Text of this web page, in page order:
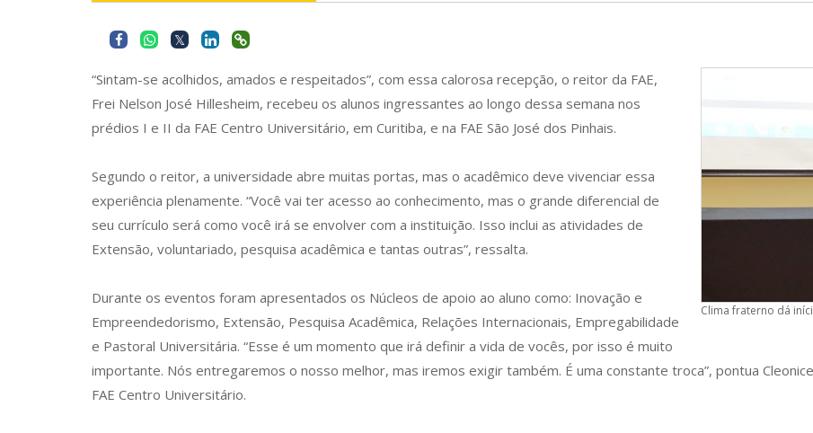
Clima fraterno dá
“Sintam-se acolhidos, amados e respeitados”, com essa calorosa recepção, o reitor da FAE,
Frei Nelson José Hillesheim, recebeu os alunos ingressantes ao longo dessa semana nos
prédios I e II da FAE Centro Universitário, em Curitiba, e na FAE São José dos Pinhais.
Segundo o reitor, a universidade abre muitas portas, mas o acadêmico deve vivenciar essa
experiência plenamente. “Você vai ter acesso ao conhecimento, mas o grande diferencial de
seu currículo será como você irá se envolver com a instituição. Isso inclui as atividades de
Extensão, voluntariado, pesquisa acadêmica e tantas outras”, ressalta.
Durante os eventos foram apresentados os Núcleos de apoio ao aluno como: Inovação e
Empreendedorismo, Extensão, Pesquisa Acadêmica, Relações Internacionais, Empregabilidade
e Pastoral Universitária. “Esse é um momento que irá definir a vida de vocês, por isso é muito
importante. Nós entregaremos o nosso melhor, mas iremos exigir também. É uma constante troca”, pontua
FAE Centro Universitário.